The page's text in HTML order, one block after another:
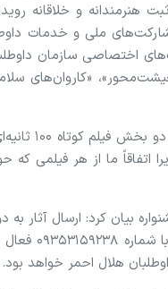
و خلاقانه
ملی و خدمات
اختصاصی سازمان
«کاروان‌های
سلیمی
اتفاقاً ما از هر فیلمی
بیان کرد: ارسال آثار
مجازی در
هلال‌ احمر خواهد بود.